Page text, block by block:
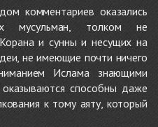
комментариев оказались
мусульман, толком не
и сунны и несущих на
не имеющие почти ничего
Ислама знающими
способны даже
к тому аяту, который